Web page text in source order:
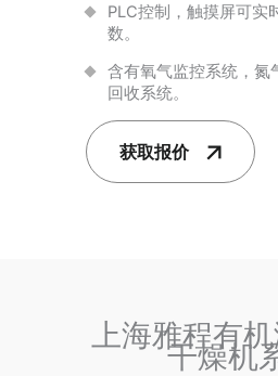
PLC控制，触摸屏可实
数。
含有氧气监控系统，氮
回收系统。
获取报价
上海雅程有
干燥机